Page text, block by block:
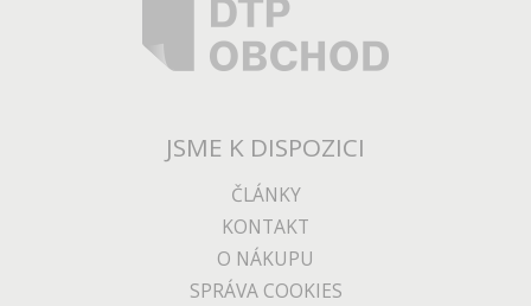
JSME K DISPOZICI
ČLÁNKY
KONTAKT
O NÁKUPU
SPRÁVA COOKIES